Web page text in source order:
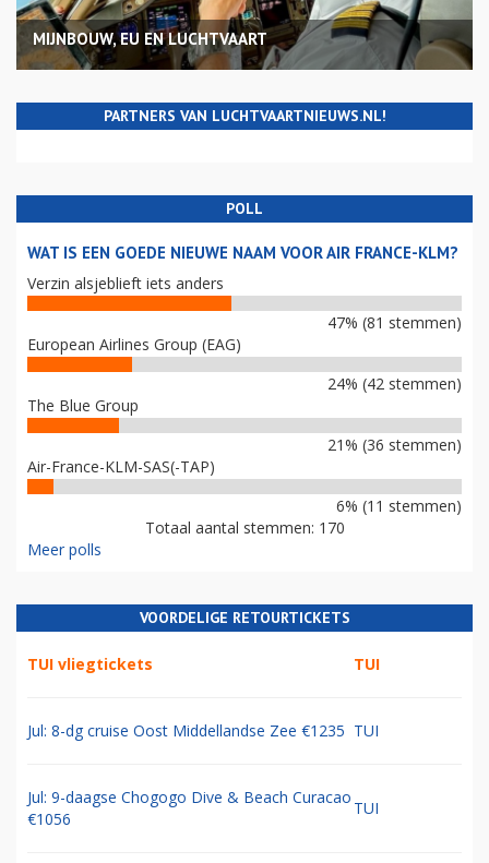
MIJNBOUW, EU EN LUCHTVAART
PARTNERS VAN LUCHTVAARTNIEUWS.NL!
POLL
WAT IS EEN GOEDE NIEUWE NAAM VOOR AIR FRANCE-KLM?
Verzin alsjeblieft iets anders
47% (81 stemmen)
European Airlines Group (EAG)
24% (42 stemmen)
The Blue Group
21% (36 stemmen)
Air-France-KLM-SAS(-TAP)
6% (11 stemmen)
Totaal aantal stemmen: 170
Meer polls
VOORDELIGE RETOURTICKETS
TUI vliegtickets TUI
Jul: 8-dg cruise Oost Middellandse Zee €1235 TUI
Jul: 9-daagse Chogogo Dive & Beach Curacao
€1056
TUI